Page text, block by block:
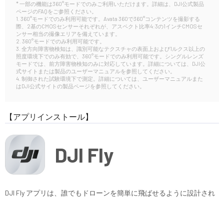
* 一部の機能は360°モードでのみご利用いただけます。詳細は、DJI公式製品
ページのFAQをご参照ください。
1. 360°モードでのみ利用可能です。Avata 360で360°コンテンツを撮影する
際、2基のCMOSセンサーそれぞれが、アスペクト比率4:3の1インチCMOSセ
ンサー相当の撮像エリアを備えています。
2. 360°モードでのみ利用可能です。
3. 全方向障害物検知は、識別可能なテクスチャの表面上および1ルクス以上の
照度環境下でのみ有効で、360°モードでのみ利用可能です。シングルレンズ
モードでは、前方障害物検知のみに対応しています。詳細については、DJI公
式サイトまたは製品のユーザーマニュアルを参照してください。
4. 制御された試験環境下で測定。詳細については、ユーザーマニュアルまた
はDJI公式サイトの製品ページを参照してください。
【アプリインストール】
DJI Fly
DJI Fly アプリは、誰でもドローンを簡単に飛ばせるように設計され